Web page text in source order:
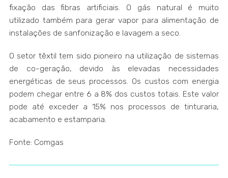
fixação das fibras artificiais. O gás natural é muito
utilizado também para gerar vapor para alimentação de
instalações de sanfonização e lavagem a seco.
O setor têxtil tem sido pioneiro na utilização de sistemas
de co-geração, devido às elevadas necessidades
energéticas de seus processos. Os custos com energia
podem chegar entre 6 a 8% dos custos totais. Este valor
pode até exceder a 15% nos processos de tinturaria,
acabamento e estamparia.
Fonte: Comgas